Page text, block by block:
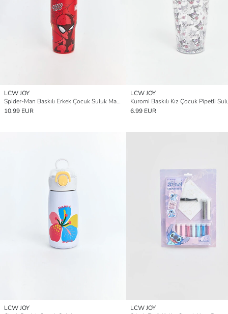
LCW JOY
Spider-Man Baskılı Erkek Çocuk Suluk Matara
10.99 EUR
LCW JOY
6.99 EUR
LCW JOY
LCW JOY